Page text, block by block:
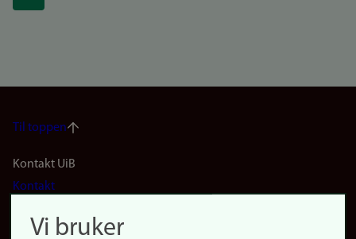
side
Til toppen
Footer
navigation
(no)
Kontakt UiB
Kontakt
Finn forsker
Vi bruker